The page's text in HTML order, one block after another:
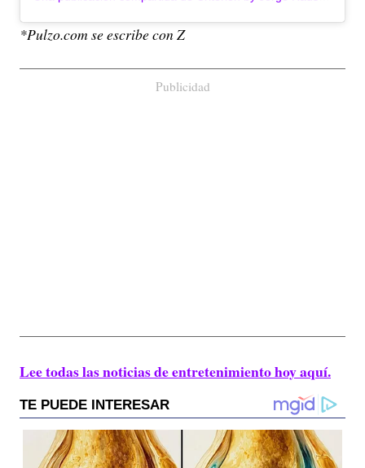
*Pulzo.com se escribe con Z
Publicidad
Lee todas las noticias de entretenimiento hoy aquí.